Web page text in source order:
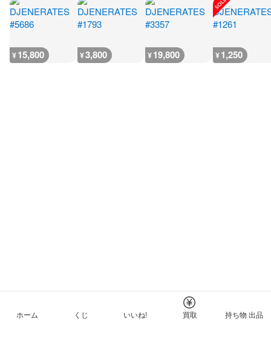
¥15,800 ¥3,800 ¥19,800 ¥1,250
ホーム くじ いいね! 買取 持ち物 出品